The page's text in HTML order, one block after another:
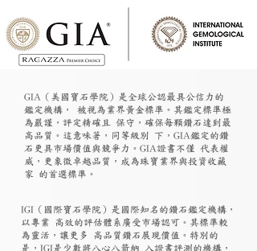
GIA（美國寶石學院）是全球公認最具公信力的
鑑定機構， 被視為業界黃金標準。其鑑定標準極
為嚴謹，評定精確且 保守，確保每顆鑽石達到最
高品質。這意味著，同等級別 下，GIA鑑定的鑽
石更具市場價值與競爭力。GIA證書不僅 代表權
威，更象徵卓越品質，成為珠寶業界與投資收藏
家 的首選標準。
​IGI（國際寶石學院）是國際知名的鑽石鑑定機構，
以專業 高效的評估體系廣受市場認可。其標準較
為靈活，讓更多 高品質鑽石展現價值。特別的
是，IGI是少數將八心八箭納 入證書評測的機構，